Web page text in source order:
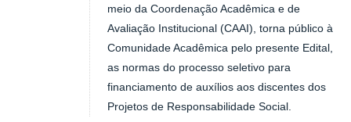
meio da Coordenação Acadêmica e de
Avaliação Institucional (CAAI), torna público à
Comunidade Acadêmica pelo presente Edital,
as normas do processo seletivo para
financiamento de auxílios aos discentes dos
Projetos de Responsabilidade Social.